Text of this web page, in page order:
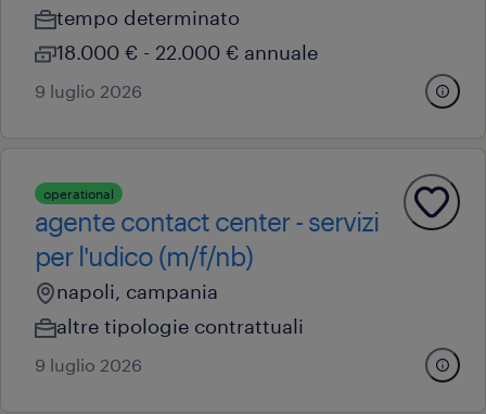
tempo determinato
18.000 € - 22.000 € annuale
9 luglio 2026
operational
agente contact center - servizi
per l'udico (m/f/nb)
napoli, campania
altre tipologie contrattuali
9 luglio 2026